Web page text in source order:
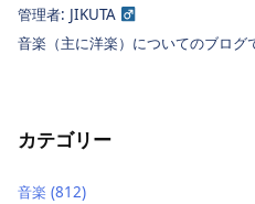
管理者: JIKUTA
音楽（主に洋楽）についてのブログ
カテゴリー
音楽 (812)